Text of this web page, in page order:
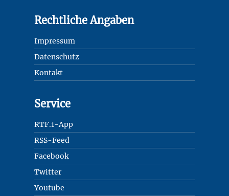
Rechtliche Angaben
Impressum
Datenschutz
Kontakt
Service
RTF.1-App
RSS-Feed
Facebook
Twitter
Youtube